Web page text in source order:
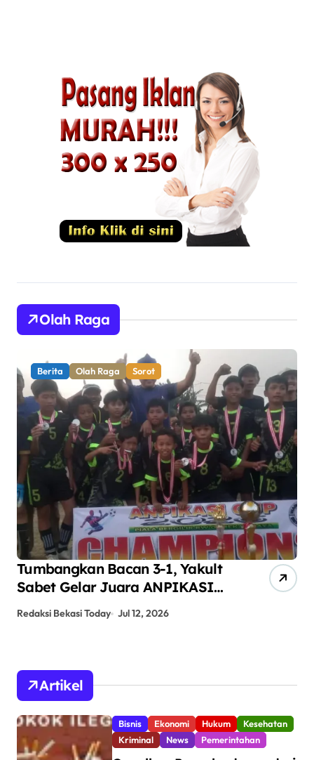
Olah Raga
Berita Olah Raga Sorot
Tumbangkan Bacan 3-1, Yakult
Sabet Gelar Juara ANPIKASI
CUP 2026
Redaksi Bekasi Today Jul 12, 2026
Artikel
Bisnis Ekonomi Hukum
Kesehatan
Kriminal
News Pemerintahan